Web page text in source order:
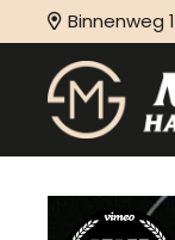
Binnenweg